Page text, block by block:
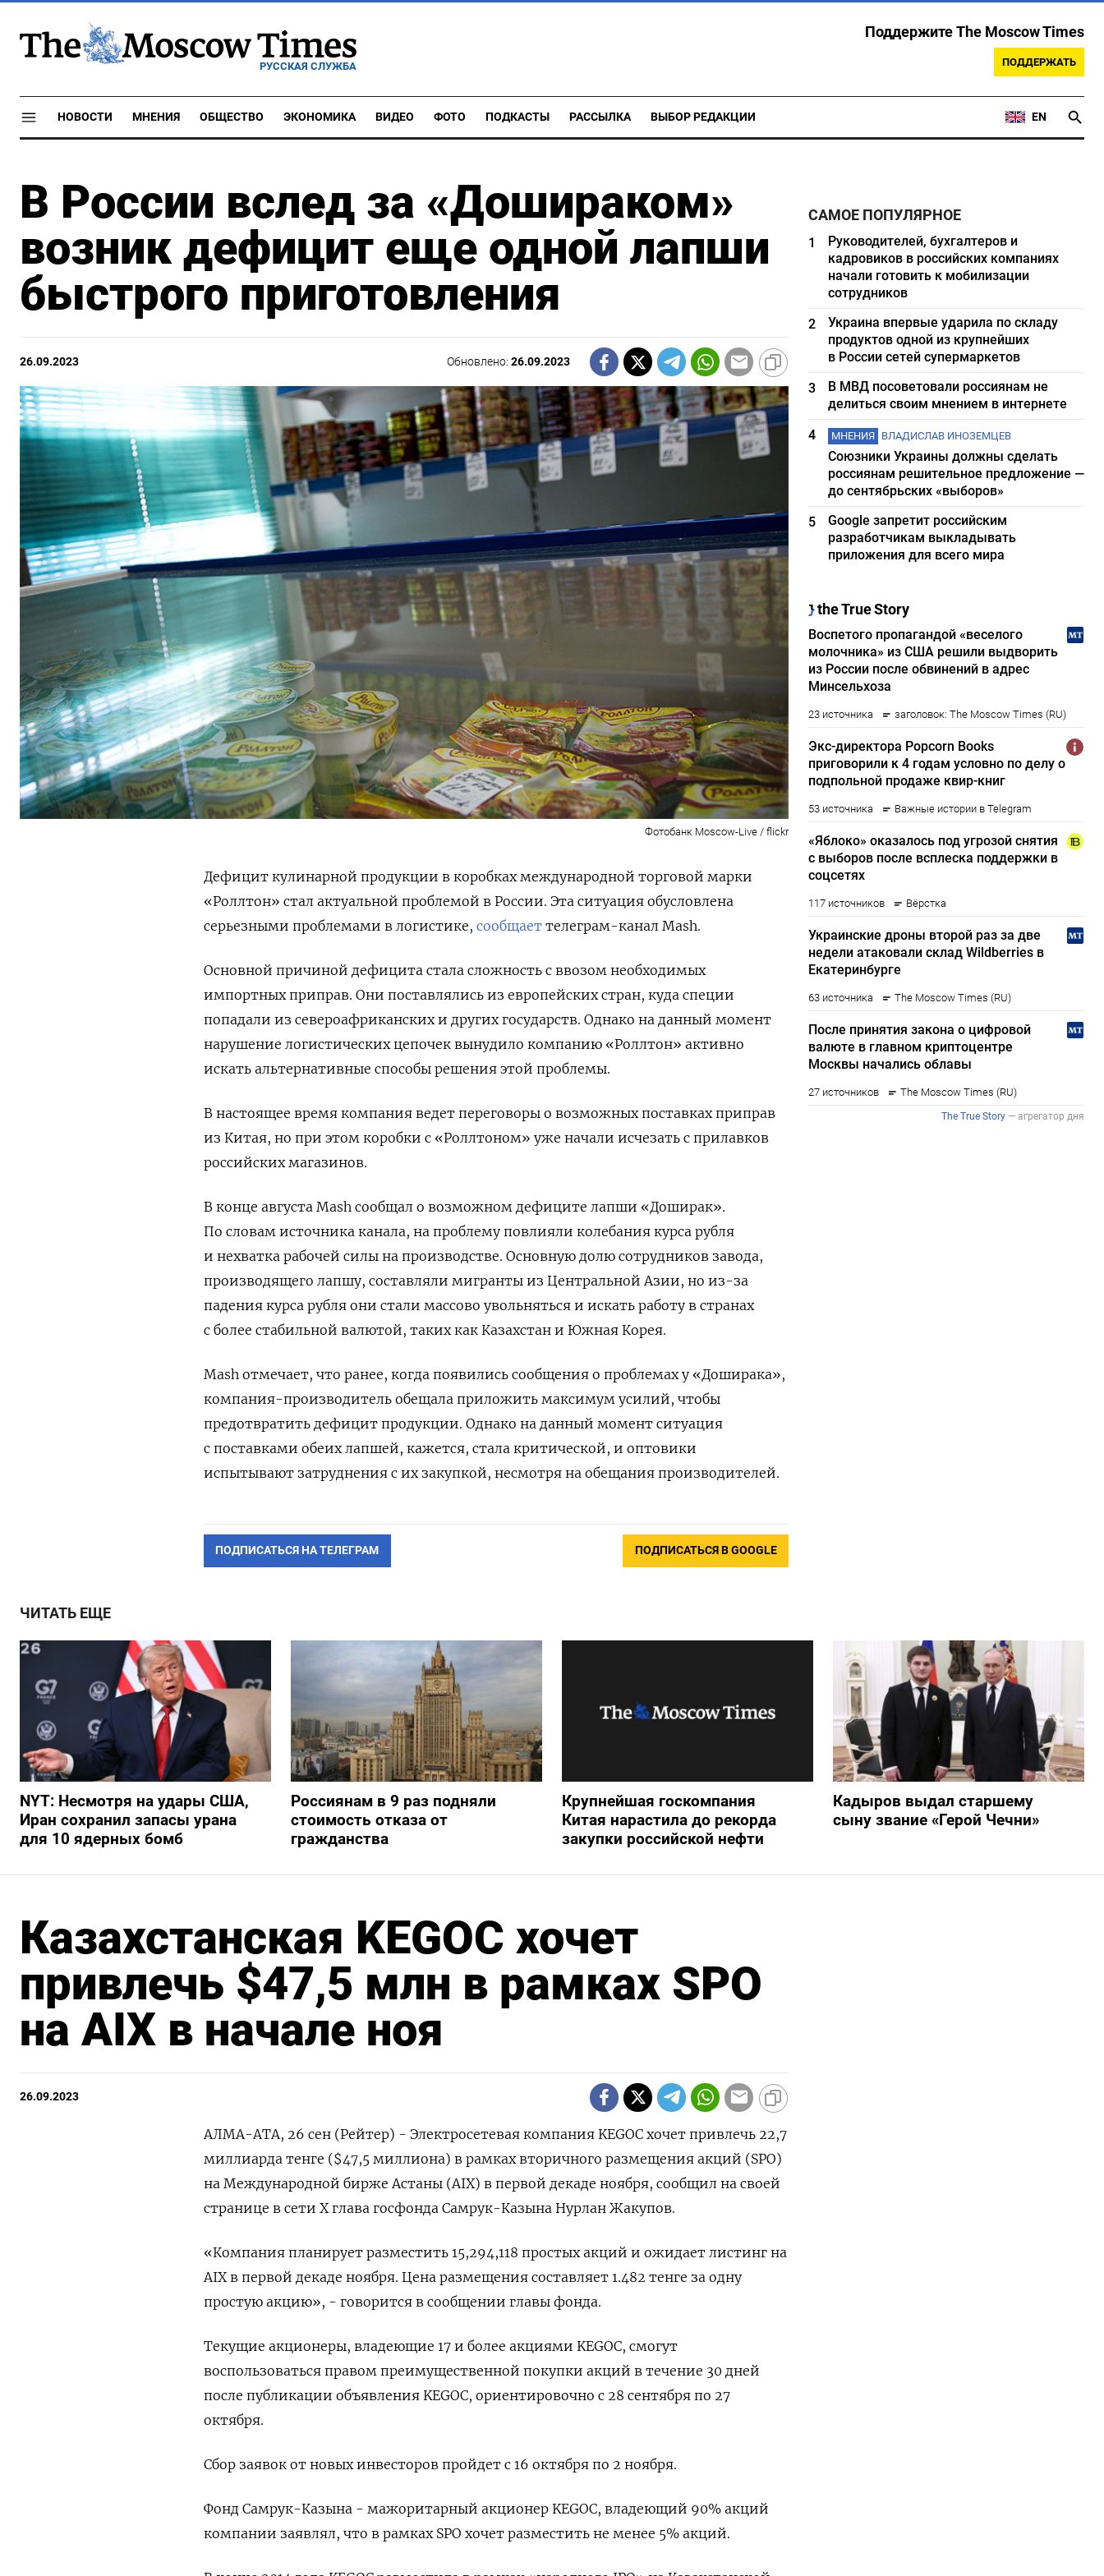
РУССКАЯ СЛУЖБА
Поддержите The Moscow Times
ПОДДЕРЖАТЬ
НОВОСТИ МНЕНИЯ ОБЩЕСТВО ЭКОНОМИКА ВИДЕО ФОТО ПОДКАСТЫ РАССЫЛКА ВЫБОР РЕДАКЦИИ EN
В России вслед за «Дошираком»
возник дефицит еще одной лапши
быстрого приготовления
26.09.2023 Обновлено:26.09.2023
Фотобанк Moscow-Live / flickr
Дефицит кулинарной продукции в коробках международной торговой марки
«Роллтон» стал актуальной проблемой в России. Эта ситуация обусловлена
серьезными проблемами в логистике, сообщает телеграм-канал Mash.
Основной причиной дефицита стала сложность с ввозом необходимых
импортных приправ. Они поставлялись из европейских стран, куда специи
попадали из североафриканских и других государств. Однако на данный момент
нарушение логистических цепочек вынудило компанию «Роллтон» активно
искать альтернативные способы решения этой проблемы.
В настоящее время компания ведет переговоры о возможных поставках приправ
из Китая, но при этом коробки с «Роллтоном» уже начали исчезать с прилавков
российских магазинов.
В конце августа Mash сообщал о возможном дефиците лапши «Доширак».
По словам источника канала, на проблему повлияли колебания курса рубля
и нехватка рабочей силы на производстве. Основную долю сотрудников завода,
производящего лапшу, составляли мигранты из Центральной Азии, но из-за
падения курса рубля они стали массово увольняться и искать работу в странах
с более стабильной валютой, таких как Казахстан и Южная Корея.
Mash отмечает, что ранее, когда появились сообщения о проблемах у «Доширака»,
компания-производитель обещала приложить максимум усилий, чтобы
предотвратить дефицит продукции. Однако на данный момент ситуация
с поставками обеих лапшей, кажется, стала критической, и оптовики
испытывают затруднения с их закупкой, несмотря на обещания производителей.
ПОДПИСАТЬСЯ НА ТЕЛЕГРАМ ПОДПИСАТЬСЯ В GOOGLE
САМОЕ ПОПУЛЯРНОЕ
1
Руководителей, бухгалтеров и
кадровиков в российских компаниях
начали готовить к мобилизации
сотрудников
2
Украина впервые ударила по складу
продуктов одной из крупнейших
в России сетей супермаркетов
3
В МВД посоветовали россиянам не
делиться своим мнением в интернете
4
МНЕНИЯ ВЛАДИСЛАВ ИНОЗЕМЦЕВ
Союзники Украины должны сделать
россиянам решительное предложение —
до сентябрьских «выборов»
5
Google запретит российским
разработчикам выкладывать
приложения для всего мира
ЧИТАТЬ ЕЩЕ
NYT: Несмотря на удары США,
Иран сохранил запасы урана
для 10 ядерных бомб
Россиянам в 9 раз подняли
стоимость отказа от
гражданства
Крупнейшая госкомпания
Китая нарастила до рекорда
закупки российской нефти
Кадыров выдал старшему
сыну звание «Герой Чечни»
Казахстанская KEGOC хочет
привлечь $47,5 млн в рамках SPO
на AIX в начале ноя
26.09.2023
АЛМА-АТА, 26 сен (Рейтер) - Электросетевая компания KEGOС хочет привлечь 22,7
миллиарда тенге ($47,5 миллиона) в рамках вторичного размещения акций (SPO)
на Международной бирже Астаны (AIX) в первой декаде ноября, сообщил на своей
странице в сети Х глава госфонда Самрук-Казына Нурлан Жакупов.
«Компания планирует разместить 15,294,118 простых акций и ожидает листинг на
AIX в первой декаде ноября. Цена размещения составляет 1.482 тенге за одну
простую акцию», - говорится в сообщении главы фонда.
Текущие акционеры, владеющие 17 и более акциями KEGOC, cмогут
воспользоваться правом преимущественной покупки акций в течение 30 дней
после публикации объявления KEGOC, ориентировочно с 28 сентября по 27
октября.
Сбор заявок от новых инвесторов пройдет с 16 октября по 2 ноября.
Фонд Самрук-Казына - мажоритарный акционер KEGOC, владеющий 90% акций
компании заявлял, что в рамках SPO хочет размеcтить не менее 5% акций.